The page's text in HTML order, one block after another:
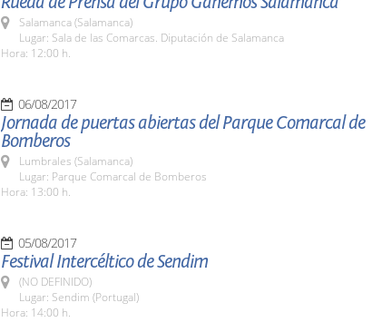
Salamanca (Salamanca)
Lugar: Sala de las Comarcas. Diputación de Salamanca
Hora: 12:00 h.
06/08/2017
Jornada de puertas abiertas del Parque Comarcal de
Bomberos
Lumbrales (Salamanca)
Lugar: Parque Comarcal de Bomberos
Hora: 13:00 h.
05/08/2017
Festival Intercéltico de Sendim
(NO DEFINIDO)
Lugar: Sendim (Portugal)
Hora: 14:00 h.